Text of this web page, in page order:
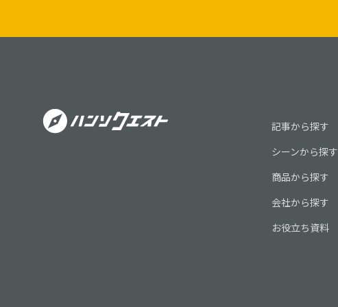
記事から探す
シーンから探す
商品から探す
会社から探す
お役立ち資料